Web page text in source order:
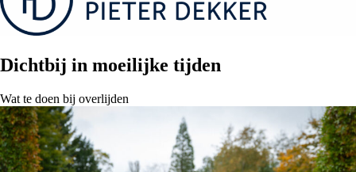
Dichtbij in moeilijke tijden
Wat te doen bij overlijden